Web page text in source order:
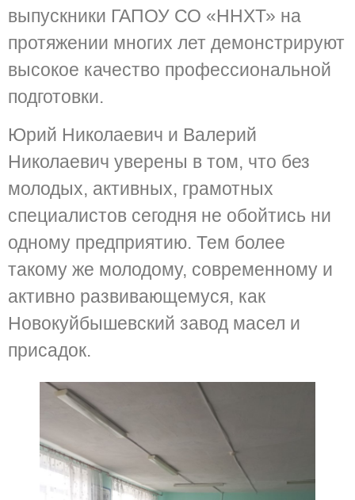
выпускники ГАПОУ СО «ННХТ» на
протяжении многих лет демонстрируют
высокое качество профессиональной
подготовки.
Юрий Николаевич и Валерий
Николаевич уверены в том, что без
молодых, активных, грамотных
специалистов сегодня не обойтись ни
одному предприятию. Тем более
такому же молодому, современному и
активно развивающемуся, как
Новокуйбышевский завод масел и
присадок.